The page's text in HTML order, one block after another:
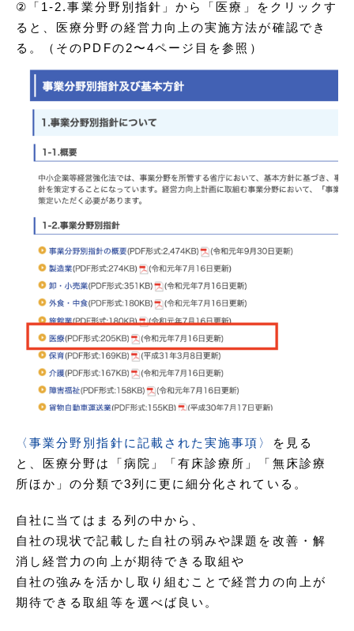
②「1-2.事業分野別指針」から「医療」をクリックす
ると、医療分野の経営力向上の実施方法が確認でき
る。（そのPDFの2〜4ページ目を参照）
〈事業分野別指針に記載された実施事項〉
を見る
と、医療分野は「病院」「有床診療所」「無床診療
所ほか」の分類で3列に更に細分化されている。
自社に当てはまる列の中から、
自社の現状で記載した自社の弱みや課題を改善・解
消し経営力の向上が期待できる取組や
自社の強みを活かし取り組むことで経営力の向上が
期待できる取組等を選べば良い。